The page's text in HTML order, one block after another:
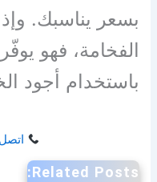
بسعر يناسبك.
الفخامة، فهو
باستخدام أجود
اتصل
Related Posts: